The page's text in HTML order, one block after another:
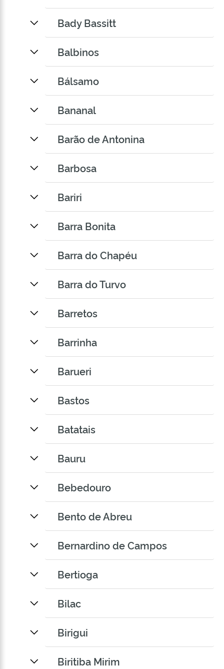
Bady Bassitt
Balbinos
Bálsamo
Bananal
Barão de Antonina
Barbosa
Bariri
Barra Bonita
Barra do Chapéu
Barra do Turvo
Barretos
Barrinha
Barueri
Bastos
Batatais
Bauru
Bebedouro
Bento de Abreu
Bernardino de Campos
Bertioga
Bilac
Birigui
Biritiba Mirim